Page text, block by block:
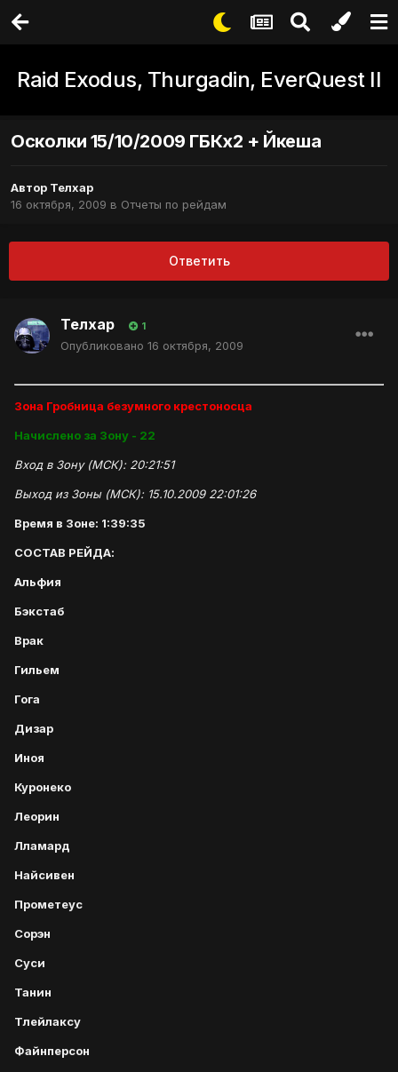
Raid Exodus, Thurgadin, EverQuest II
Осколки 15/10/2009 ГБКх2 + Йкеша
Автор Телхар
16 октября, 2009 в Отчеты по рейдам
Ответить
Телхар 1
Опубликовано 16 октября, 2009
Зона Гробница безумного крестоносца
Начислено за Зону - 22
Вход в Зону (МСК): 20:21:51
Выход из Зоны (МСК): 15.10.2009 22:01:26
Время в Зоне: 1:39:35
СОСТАВ РЕЙДА:
Альфия
Бэкстаб
Врак
Гильем
Гога
Дизар
Иноя
Куронеко
Леорин
Лламард
Найсивен
Прометеус
Сорэн
Суси
Танин
Тлейлаксу
Файнперсон